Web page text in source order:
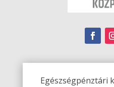
Egészségpénztári